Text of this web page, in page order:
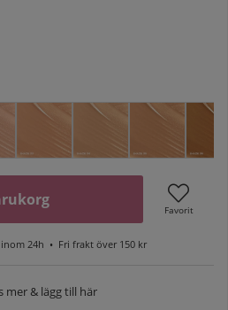
Favorit
24h • Fri frakt över 150 kr
mer & lägg till här